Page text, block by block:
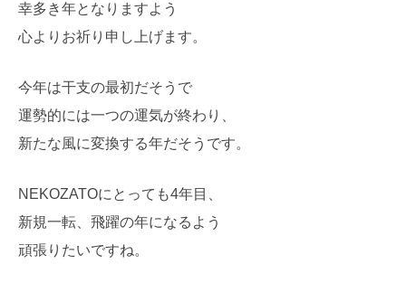
幸多き年となりますよう
心よりお祈り申し上げます。
今年は干支の最初だそうで
運勢的には一つの運気が終わり、
新たな風に変換する年だそうです。
NEKOZATOにとっても4年目、
新規一転、飛躍の年になるよう
頑張りたいですね。